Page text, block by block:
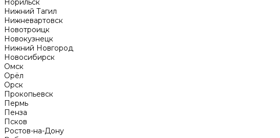
Норильск
Нижний Тагил
Нижневартовск
Новотроицк
Новокузнецк
Нижний Новгород
Новосибирск
Омск
Орёл
Орск
Прокопьевск
Пермь
Пенза
Псков
Ростов-на-Дону